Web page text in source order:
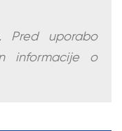
Pred uporabo
informacije o